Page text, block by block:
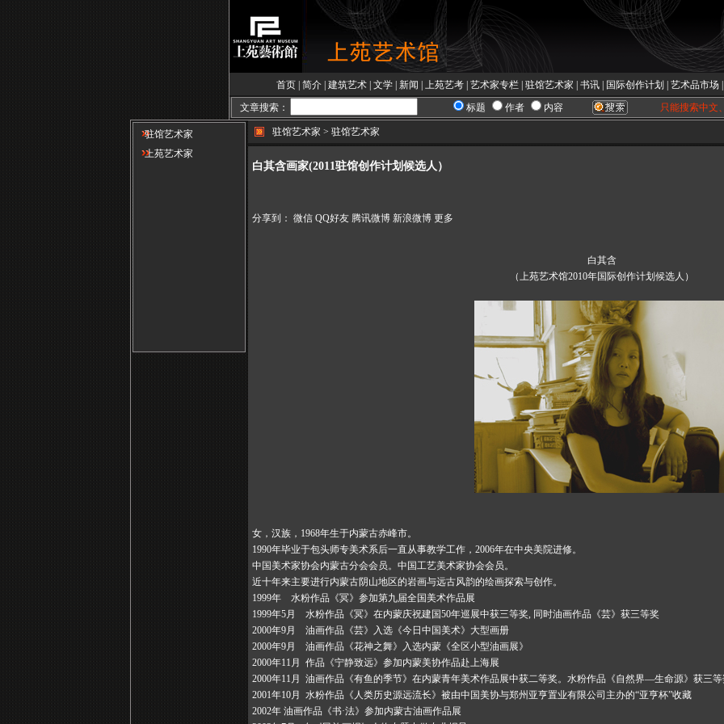
首页 简介 建筑艺术 文学 新闻 上苑艺考 艺术家专栏 驻馆艺术家 书讯 国际创作计划 艺术品市场
文章搜索：
标题 作者 内容 只能搜索中文
驻馆艺术家
上苑艺术家
驻馆艺术家 > 驻馆艺术家
白其含画家(2011驻馆创作计划候选人）
分享到： 微信 QQ好友 腾讯微博 新浪微博 更多
白其含
（上苑艺术馆2010年国际创作计划候选人）
女，汉族，1968年生于内蒙古赤峰市。
1990年毕业于包头师专美术系后一直从事教学工作，2006年在中央美院进修。
中国美术家协会内蒙古分会会员。中国工艺美术家协会会员。
近十年来主要进行内蒙古阴山地区的岩画与远古风韵的绘画探索与创作。
1999年 水粉作品《冥》参加第九届全国美术作品展
1999年5月 水粉作品《冥》在内蒙庆祝建国50年巡展中获三等奖, 同时油画作品《芸》获三等奖
2000年9月 油画作品《芸》入选《今日中国美术》大型画册
2000年9月 油画作品《花神之舞》入选内蒙《全区小型油画展》
2000年11月 作品《宁静致远》参加内蒙美协作品赴上海展
2000年11月 油画作品《有鱼的季节》在内蒙青年美术作品展中获二等奖。水粉作品《自然界—生命源》获三等
2001年10月 水粉作品《人类历史源远流长》被由中国美协与郑州亚亨置业有限公司主办的“亚亨杯”收藏
2002年 油画作品《书·法》参加内蒙古油画作品展